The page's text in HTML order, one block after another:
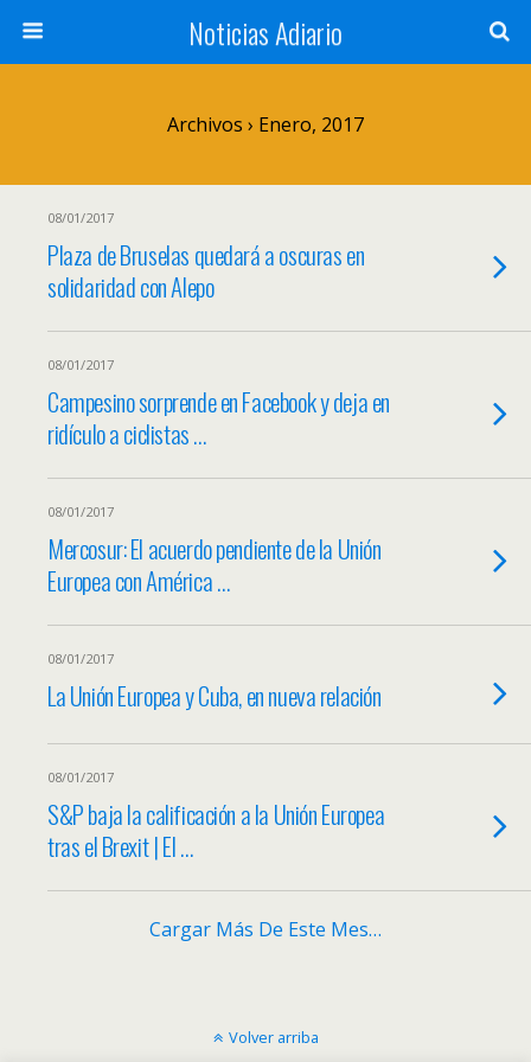
Noticias Adiario
Archivos › Enero, 2017
08/01/2017
Plaza de Bruselas quedará a oscuras en
solidaridad con Alepo
08/01/2017
Campesino sorprende en Facebook y deja en
ridículo a ciclistas …
08/01/2017
Mercosur: El acuerdo pendiente de la Unión
Europea con América …
08/01/2017
La Unión Europea y Cuba, en nueva relación
08/01/2017
S&P baja la calificación a la Unión Europea
tras el Brexit | El …
Cargar Más De Este Mes…
Volver arriba